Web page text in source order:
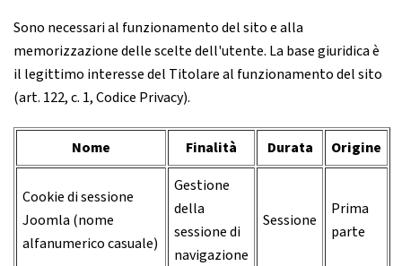
Sono necessari al funzionamento del sito e alla
memorizzazione delle scelte dell'utente. La base giuridica è
il legittimo interesse del Titolare al funzionamento del sito
(art. 122, c. 1, Codice Privacy).
Nome Finalità Durata Origine
Cookie di sessione
Joomla (nome
alfanumerico casuale)
Gestione
della
sessione di
navigazione
Sessione
Prima
parte